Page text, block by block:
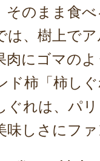
そのまま食
は、樹上で
肉にゴマの
ド柿「柿し
ぐれは、パ
味しさにフ